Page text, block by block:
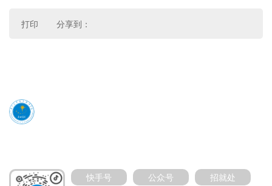
打印 分享到：
快手号 公众号 招就处